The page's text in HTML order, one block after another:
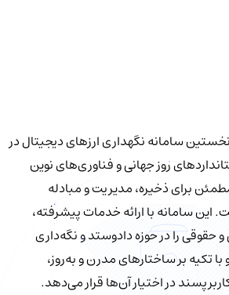
سامانه نگهداری ارزهای دیجیتال در
روز جهانی و فناوری‌های نوین
برای ذخیره، مدیریت و مبادله
این سامانه با ارائه خدمات پیشرفته،
را در حوزه دادوستد و نگه‌داری
تکیه بر ساختارهای مدرن و به‌روز،
در اختیار آن‌ها قرار می‌دهد.